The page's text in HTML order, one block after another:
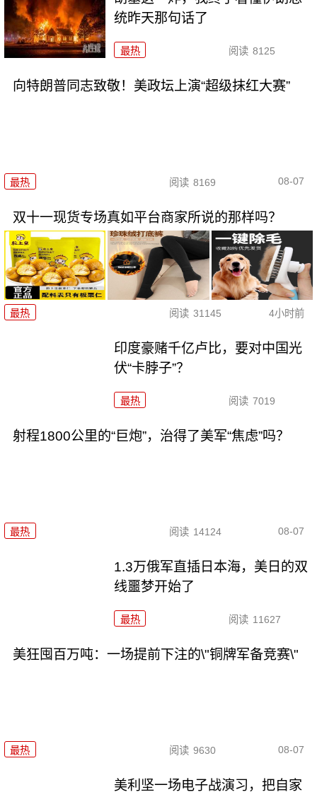
统昨天那句话了
最热 阅读 8125
向特朗普同志致敬！美政坛上演“超级抹红大赛”
最热 阅读 8169 08-07
双十一现货专场真如平台商家所说的那样吗？
最热 阅读 31145 4小时前
印度豪赌千亿卢比，要对中国光
伏“卡脖子”？
最热 阅读 7019
射程1800公里的“巨炮”，治得了美军“焦虑”吗？
最热 阅读 14124 08-07
1.3万俄军直插日本海，美日的双
线噩梦开始了
最热 阅读 11627
美狂囤百万吨：一场提前下注的\"铜牌军备竞赛\"
最热 阅读 9630 08-07
美利坚一场电子战演习，把自家